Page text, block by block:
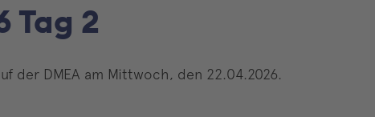
Tag 2
der DMEA am Mittwoch, den 22.04.2026.